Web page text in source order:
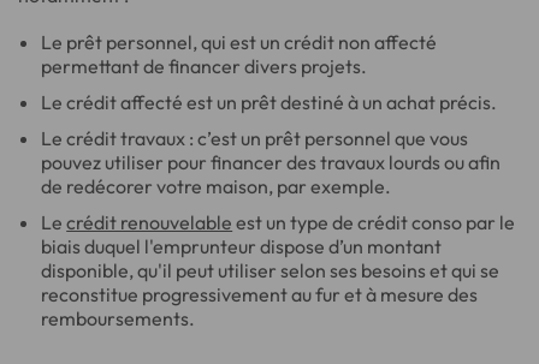
Le prêt personnel, qui est un crédit non affecté
permettant de financer divers projets.
Le crédit affecté est un prêt destiné à un achat précis.
Le crédit travaux : c’est un prêt personnel que vous
pouvez utiliser pour financer des travaux lourds ou afin
de redécorer votre maison, par exemple.
Lecrédit renouvelable est un type de crédit conso par le
biais duquel l'emprunteur dispose d’un montant
disponible, qu'il peut utiliser selon ses besoins et qui se
reconstitue progressivement au fur et à mesure des
remboursements.